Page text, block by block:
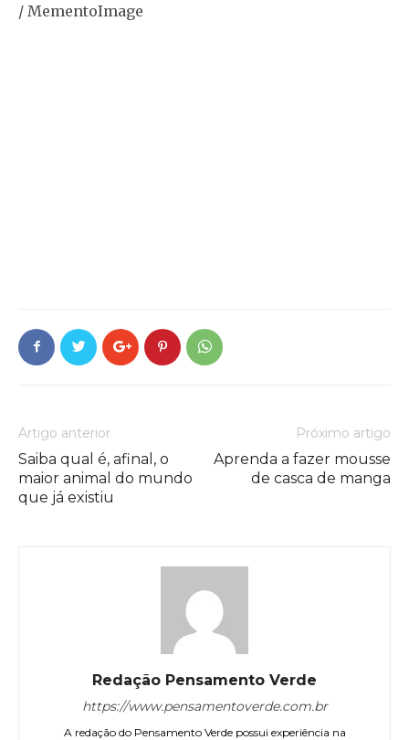
/ MementoImage
Artigo anterior
Saiba qual é, afinal, o
maior animal do mundo
que já existiu
Próximo artigo
Aprenda a fazer mousse
de casca de manga
Redação Pensamento Verde
https://www.pensamentoverde.com.br
A redação do Pensamento Verde possui experiência na